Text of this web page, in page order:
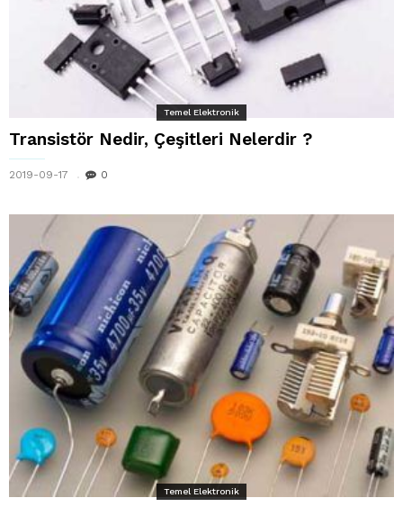
Temel Elektronik
Transistör Nedir, Çeşitleri Nelerdir ?
2019-09-17 0
Temel Elektronik